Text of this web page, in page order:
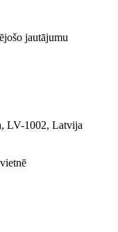
jautājumu
LV-1002, Latvija